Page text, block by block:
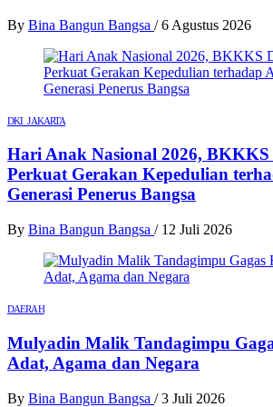
By Bina Bangun Bangsa / 6 Agustus 2026
DKI JAKARTA
Hari Anak Nasional 2026,
Perkuat Gerakan Kepedulian
Generasi Penerus Bangsa
By Bina Bangun Bangsa / 12 Juli 2026
DAERAH
Mulyadin Malik Tandagimpu
Adat, Agama dan Negara
By Bina Bangun Bangsa / 3 Juli 2026